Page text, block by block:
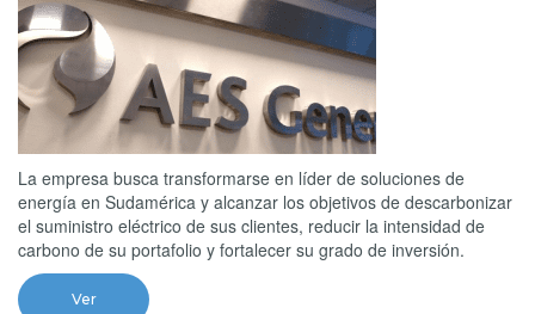
La empresa busca transformarse en líder de soluciones de
energía en Sudamérica y alcanzar los objetivos de descarbonizar
el suministro eléctrico de sus clientes, reducir la intensidad de
carbono de su portafolio y fortalecer su grado de inversión.
Ver